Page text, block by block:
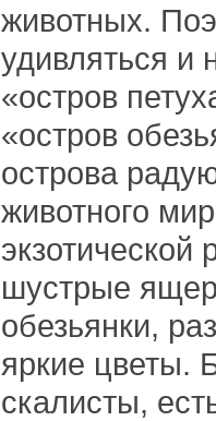
животных.
удивляться и
«остров
«остров
острова
животного
экзотической
шустрые
обезьянки,
яркие цветы.
скалисты,